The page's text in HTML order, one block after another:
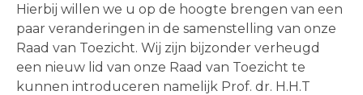
Hierbij willen we u op de hoogte brengen van een
paar veranderingen in de samenstelling van onze
Raad van Toezicht. Wij zijn bijzonder verheugd
een nieuw lid van onze Raad van Toezicht te
kunnen introduceren namelijk Prof. dr. H.H.T